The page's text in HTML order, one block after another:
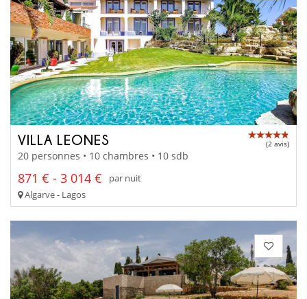
VILLA LEONES (2 avis)
20 personnes • 10 chambres • 10 sdb
871 € - 3 014 €
par nuit
Algarve - Lagos